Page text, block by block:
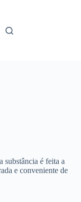
substância é feita a
e conveniente de